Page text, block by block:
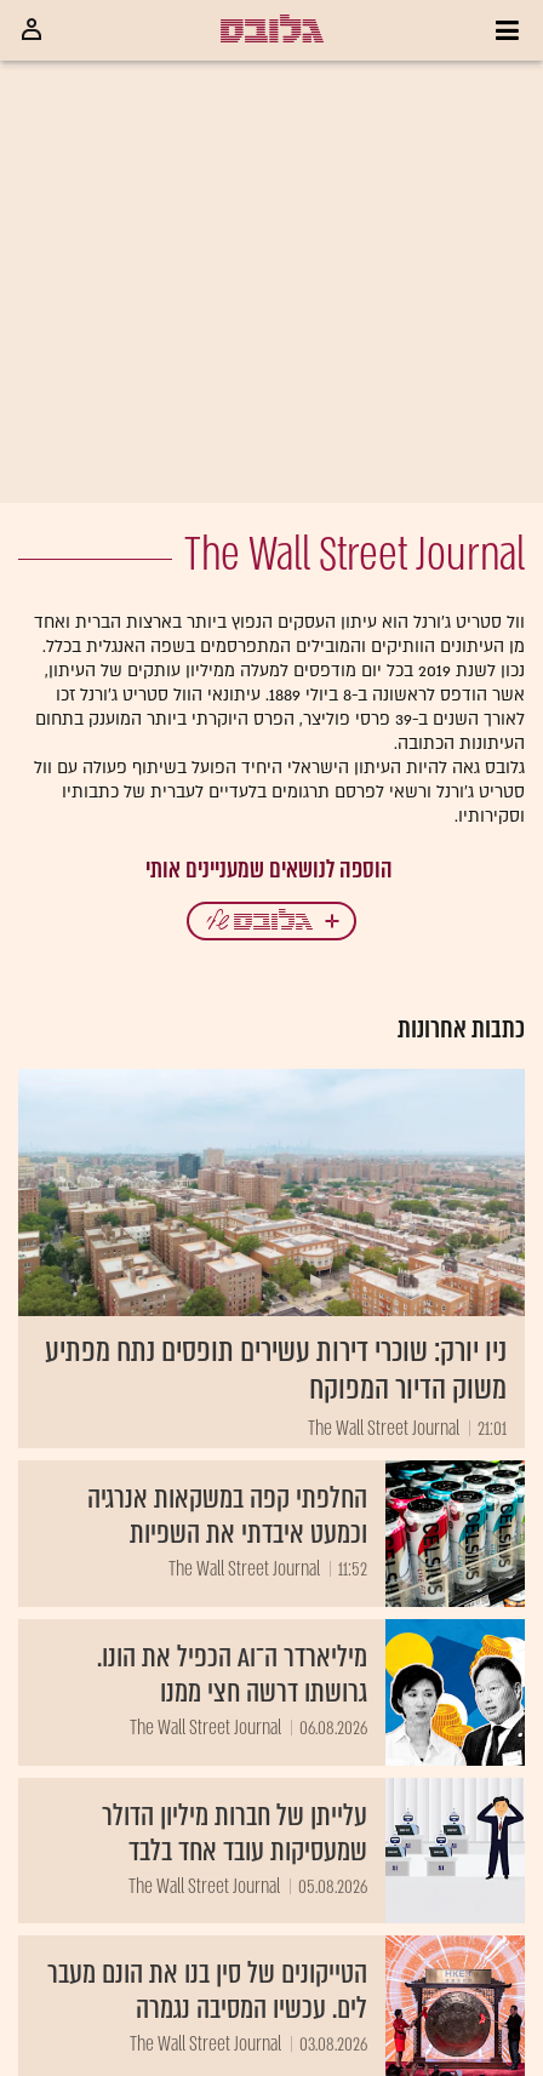
The Wall Street Journal
וול סטריט ג'ורנל הוא עיתון העסקים הנפוץ ביותר בארצות הברית ואחד
מן העיתונים הוותיקים והמובילים המתפרסמים בשפה האנגלית בכלל.
נכון לשנת 2019 בכל יום מודפסים למעלה ממיליון עותקים של העיתון,
אשר הודפס לראשונה ב-8 ביולי 1889. עיתונאי הוול סטריט ג'ורנל זכו
לאורך השנים ב-39 פרסי פוליצר, הפרס היוקרתי ביותר המוענק בתחום
העיתונות הכתובה.
גלובס גאה להיות העיתון הישראלי היחיד הפועל בשיתוף פעולה עם וול
סטריט ג'ורנל ורשאי לפרסם תרגומים בלעדיים לעברית של כתבותיו
וסקירותיו.
כתבות אחרונות
ניו יורק: שוכרי דירות עשירים תופסים נתח מפתיע
משוק הדיור המפוקח
21:01
The Wall Street Journal
החלפתי קפה במשקאות אנרגיה
וכמעט איבדתי את השפיות
11:52
The Wall Street Journal
מיליארדר ה־AI הכפיל את הונו.
גרושתו דרשה חצי ממנו
06.08.2026
The Wall Street Journal
עלייתן של חברות מיליון הדולר
שמעסיקות עובד אחד בלבד
05.08.2026
The Wall Street Journal
הטייקונים של סין בנו את הונם מעבר
לים. עכשיו המסיבה נגמרה
03.08.2026
The Wall Street Journal